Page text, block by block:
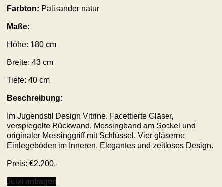
Farbton: Palisander natur
Maße:
Höhe: 180 cm
Breite: 43 cm
Tiefe: 40 cm
Beschreibung:
Im Jugendstil Design Vitrine. Facettierte Gläser,
verspiegelte Rückwand, Messingband am Sockel und
originaler Messinggriff mit Schlüssel. Vier gläserne
Einlegeböden im Inneren. Elegantes und zeitloses Design.
Preis: €2.200,-
Jetzt anfragen